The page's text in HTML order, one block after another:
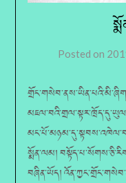
Posted on
སྨོན་ལམ།
བཞིན་ཡོད།